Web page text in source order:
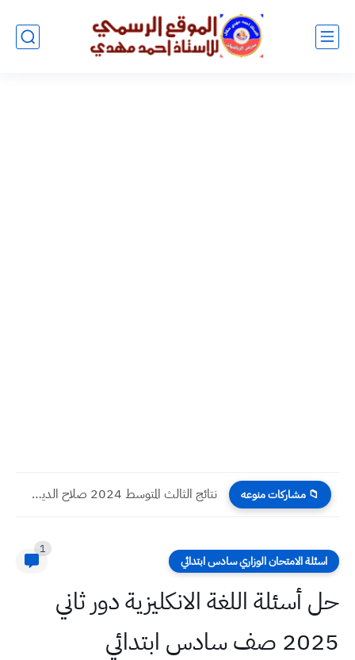
📁 مشاركات منوعه نتائج الثالث المتوسط 2024 صلاح الدين الدور الأول
اسئلة الامتحان الوزاري سادس ابتدائي
1
حل أسئلة اللغة الانكليزية دور ثاني
2025 صف سادس ابتدائي